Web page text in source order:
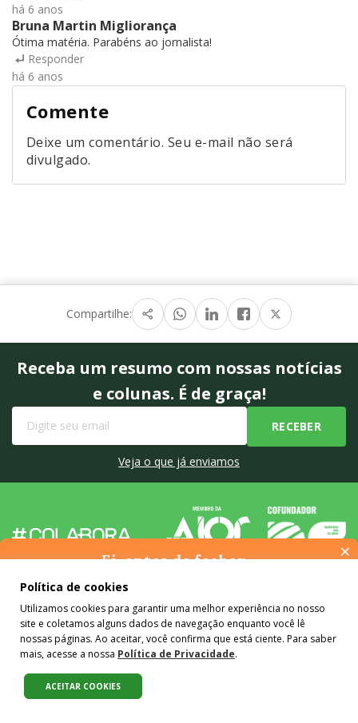
há 6 anos
Bruna Martin Migliorança
Ótima matéria. Parabéns ao jornalista!
Responder
há 6 anos
Comente
Deixe um comentário. Seu e-mail não será
divulgado.
Compartilhe:
Receba um resumo com nossas notícias
e colunas. É de graça!
Veja o que já enviamos
Quem somos
Agência
Mídia Kit
Colaboradores
Política de cookies
Utilizamos cookies para garantir uma melhor experiência no nosso
site e coletamos alguns dados de navegação enquanto você lê
nossas páginas. Ao aceitar, você confirma que está ciente. Para saber
mais, acesse a nossa Política de Privacidade.
ACEITAR COOKIES
×
Ei, antes de fechar…
Pense na importância de manter-se informado(a). Quer ter
colunistas e reportagens especiais? Receba a nossa newsletter.
É de graça :)